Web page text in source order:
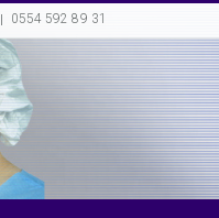
0554 592 89 31